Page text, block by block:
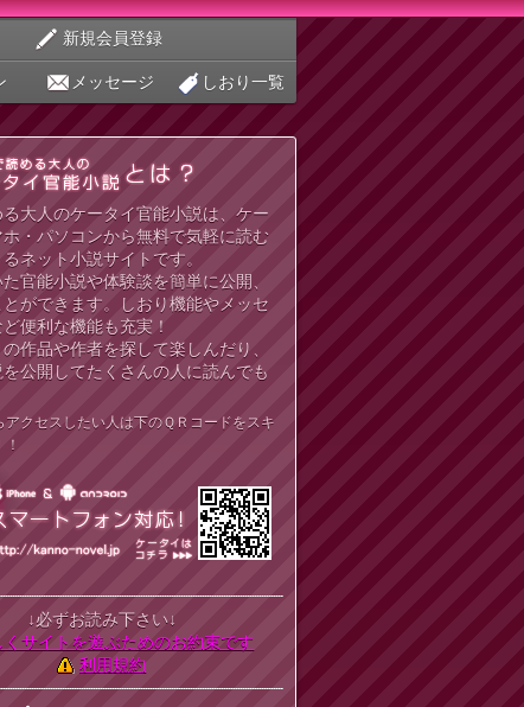
新規会員登録
メッセージ しおり一覧
大人のケータイ官能小説は、ケー
ホ・パソコンから無料で気軽に読む
ネット小説サイトです。
官能小説や体験談を簡単に公開、
ができます。しおり機能やメッセ
便利な機能も充実！
作品や作者を探して楽しんだり、
を公開してたくさんの人に読んでも
アクセスしたい人は下のＱＲコードをスキ
↓必ずお読み下さい↓
くサイトを遊ぶためのお約束です
利用規約